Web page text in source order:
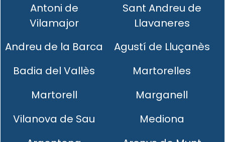
Antoni de
Vilamajor
Sant Andreu de
Llavaneres
Andreu de la Barca
Agustí de Lluçanès
Badia del Vallès
Martorelles
Martorell
Marganell
Vilanova de Sau
Mediona